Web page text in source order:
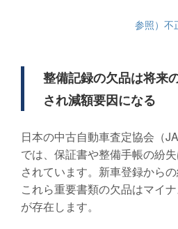
参照）不
整備記録の欠品は将来
され減額要因になる
日本の中古自動車査定協会（
では、保証書や整備手帳の紛
されています。新車登録からの
これら重要書類の欠品はマイ
が存在します。